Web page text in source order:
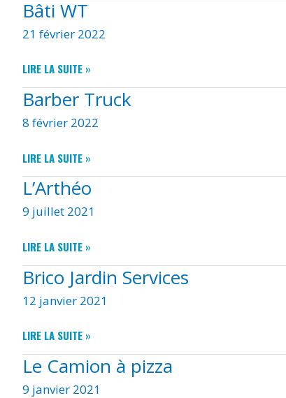
Bâti WT
21 février 2022
BÂTI
LIRE LA SUITE »
Barber Truck
8 février 2022
BARBER
TRUCK
LIRE LA SUITE »
L’Arthéo
9 juillet 2021
L’ARTHÉO
LIRE LA SUITE »
Brico Jardin Services
12 janvier 2021
BRICO
SERVICES
LIRE LA SUITE »
Le Camion à pizza
9 janvier 2021